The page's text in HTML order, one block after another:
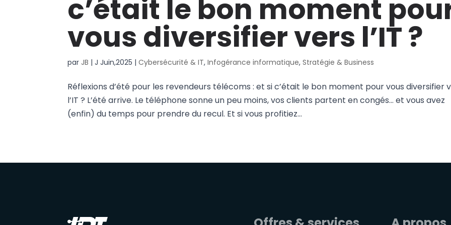
c’était le bon moment
vous diversifier vers l’IT ?
par JB |J Juin,2025 |Cybersécurité & IT,Infogérance informatique,Stratégie & Business
Réflexions d’été pour les revendeurs télécoms : et si c’était le bon moment pour vous diversifier
l’IT ? L’été arrive. Le téléphone sonne un peu moins, vos clients partent en congés… et vous avez
(enfin) du temps pour prendre du recul. Et si vous profitiez...